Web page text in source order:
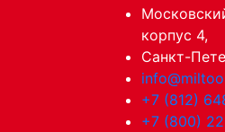
корпус 4,
Санкт-
+7 (812)
+7 (800)